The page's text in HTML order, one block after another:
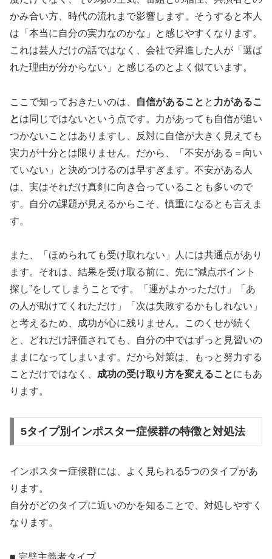
かみ合い方、時代の流れまで影響します。そうすると本人
は「本当に自分の実力なのかな」と感じやすくなります。
これは芸人だけの話ではなく、会社で昇進した人が「選ば
れた理由が分からない」と感じるのとよく似ています。
ここで知っておきたいのは、 自信があること と 力があるこ
とは同じではないという点です。力があっても自信が追い
つかないことはありますし、反対に自信が大きく見えても
実力が十分とは限りません。だから、「不安がある＝向い
ていない」と決めつけるのは早すぎます。不安がある人
は、実はそれだけ真剣に向き合っていることも多いので
す。自分の課題が見えるからこそ、慎重になるとも言えま
す。
また、「ほめられても受け取れない」人には共通点があり
ます。それは、結果を受け取る前に、先に“減点ポイント
探し”をしてしまうことです。「運がよかっただけ」「あ
の人が助けてくれただけ」「次は失敗するかもしれない」
と考えるため、成功が心に残りません。このくせが続く
と、どれだけ評価されても、自分の中ではずっと見習いの
ままになってしまいます。だから対策は、もっと努力する
ことだけではなく、 成功の受け取り方を変えることにもあ
ります。
5タイプ別インポスター症候群の特徴と対処法
インポスター症候群には、よく見られる5つのタイプがあ
ります。
自分がどのタイプに近いのかを知ることで、対処しやすく
なります。
■ 完璧主義者タイプ